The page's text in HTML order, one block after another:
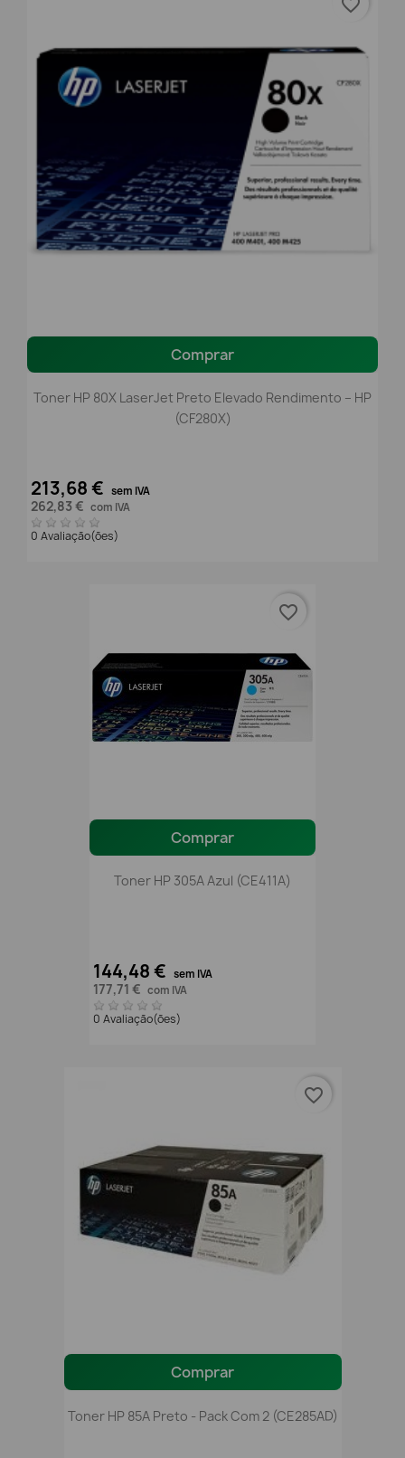
Comprar
Toner HP 80X LaserJet Preto Elevado Rendimento – HP
(CF280X)
213,68 € sem IVA
262,83 € com IVA
0 Avaliação(ões)
favorite_border
Comprar
Toner HP 305A Azul (CE411A)
144,48 € sem IVA
177,71 € com IVA
0 Avaliação(ões)
favorite_border
Comprar
Toner HP 85A Preto - Pack Com 2 (CE285AD)
favorite_border